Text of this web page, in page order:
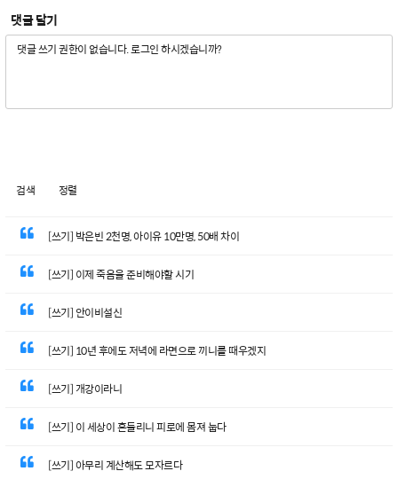
댓글 달기
검색 정렬
[쓰기] 박은빈 2천명, 아이유 10만명, 50배 차이
[쓰기] 이제 죽음을 준비해야할 시기
[쓰기] 안이비설신
[쓰기] 10년 후에도 저녁에 라면으로 끼니를 때우겠지
[쓰기] 개강이라니
[쓰기] 이 세상이 흔들리니 피로에 몸져 눕다
[쓰기] 아무리 계산해도 모자르다